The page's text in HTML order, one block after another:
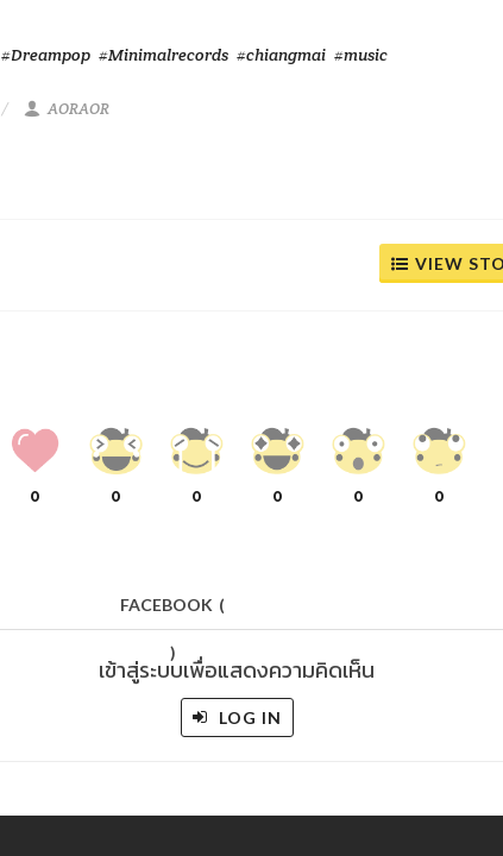
#Dreampop #Minimalrecords #chiangmai #music
AORAOR
VIEW
0 0 0 0 0 0
FACEBOOK (
)
เข้าสู่ระบบเพื่อแสดงความคิดเห็น
LOG IN